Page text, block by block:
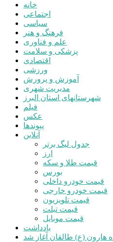
خانه
اجتماعی
سیاسی
فرهنگ و هنر
علم و فناوری
پزشکی و سلامت
اقتصادی
ورزشی
آموزش و پرورش
مدیریت شهری
شهرستانهای استان البرز
فیلم
عکس
پیوندها
آنلاین
جدول لیگ برتر
ارز
قیمت طلا و سکه
بورس
قیمت خودرو داخلی
قیمت خودرو خارجی
قیمت تلویزیون
قیمت تبلت
قیمت موبایل
یادداشت
هارون (ع) طالقان آغاز شد